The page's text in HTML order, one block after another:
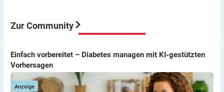
immer wieder so machen.
Zur Community
Einfach vorbereitet – Diabetes managen mit KI-gestützten
Vorhersagen
Einfach vorbereitet – Diabetes managen mit KI-gestützten
Vorhersagen
Anzeige